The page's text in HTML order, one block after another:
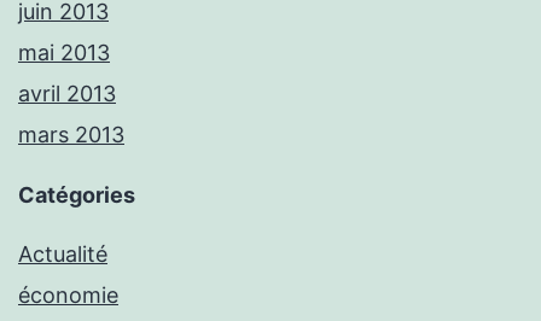
juin 2013
mai 2013
avril 2013
mars 2013
Catégories
Actualité
économie